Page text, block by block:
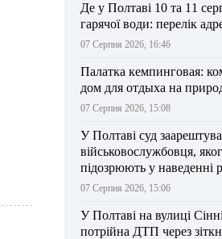
Де у Полтаві 10 та 11
гарячої води: перелік
07 Серпня 2026, 16:46
Палатка кемпинговая:
дом для отдыха на
07 Серпня 2026, 15:08
У Полтаві суд
військовослужбовця,
підозрюють у наведенні
БпЛА на власний
07 Серпня 2026, 15:06
У Полтаві на вулиці
потрійна ДТП через